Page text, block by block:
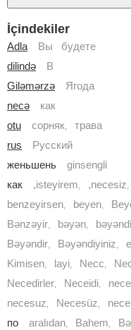
İçindekiler
Adla
Вы будете
dilində
В
Giləmərzə
Ягода
necə
как
otu
сорняк, трава
rus
Русский
женьшень
ginsengli
как
,isteyirem, ,necesiz,
benzeyirsen, beyen,
Bənzəyir, bəyən,
Bəyəndir, Bəyəndiyiniz,
Kimisen, layi, Necc,
Necedirler, Neceidi,
necesuz, Necesüz,
по
aralıdan, Bahem,